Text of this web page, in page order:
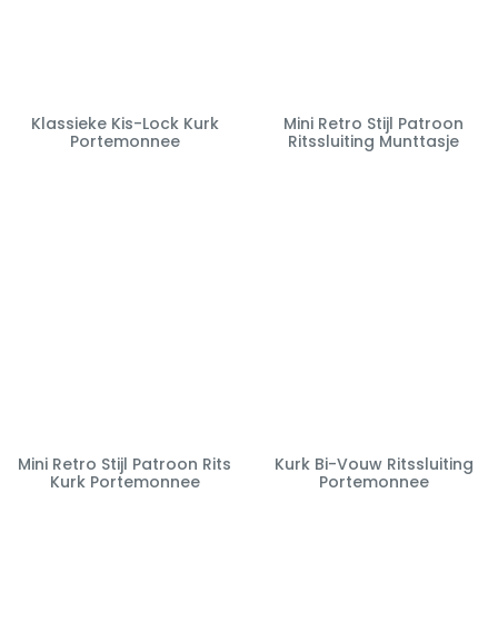
Klassieke Kis-Lock Kurk
Portemonnee
Mini Retro Stijl Patroon
Ritssluiting Munttasje
Mini Retro Stijl Patroon Rits
Kurk Portemonnee
Kurk Bi-Vouw Ritssluiting
Portemonnee